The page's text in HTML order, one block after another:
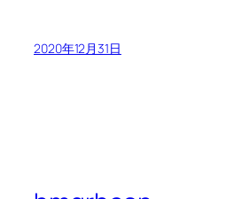
2020年12月31日